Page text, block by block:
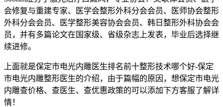
会修复与重建专家、医学会整形外科分会会员、医师协会整形
外科分会会员、医学整形美容协会会员、韩日整形外科协会会
员，并有多篇论文在国家级、省级杂志上发表，毕业后选择继
续进修。
上面就是保定市电光内雕医生排名前十整形技术哪个好-保定
市电光内雕整形医生的介绍，由于篇幅的原因，想保定市电光
内雕查价格、查医生、查优惠政策的可以添加下方客服了解详
情！